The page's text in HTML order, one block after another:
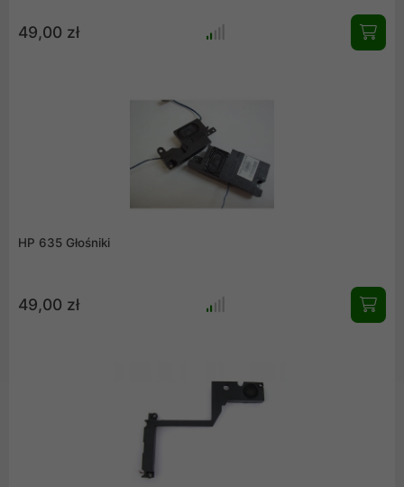
49,00 zł
HP 635 Głośniki
49,00 zł